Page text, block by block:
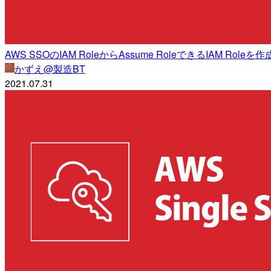
AWS SSOのIAM RoleからAssume RoleできるIAM Roleを作
かずえ@製造BT
2021.07.31